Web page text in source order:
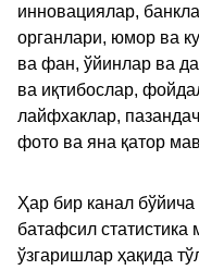
инновациялар,
органлари, юмор ва
ва фан, ўйинлар ва
ва иқтибослар,
лайфхаклар,
фото ва яна қатор
Ҳар бир канал бўйича
батафсил статистика
ўзгаришлар ҳақида